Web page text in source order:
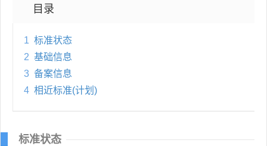
目录
1 标准状态
2 基础信息
3 备案信息
4 相近标准(计划)
标准状态